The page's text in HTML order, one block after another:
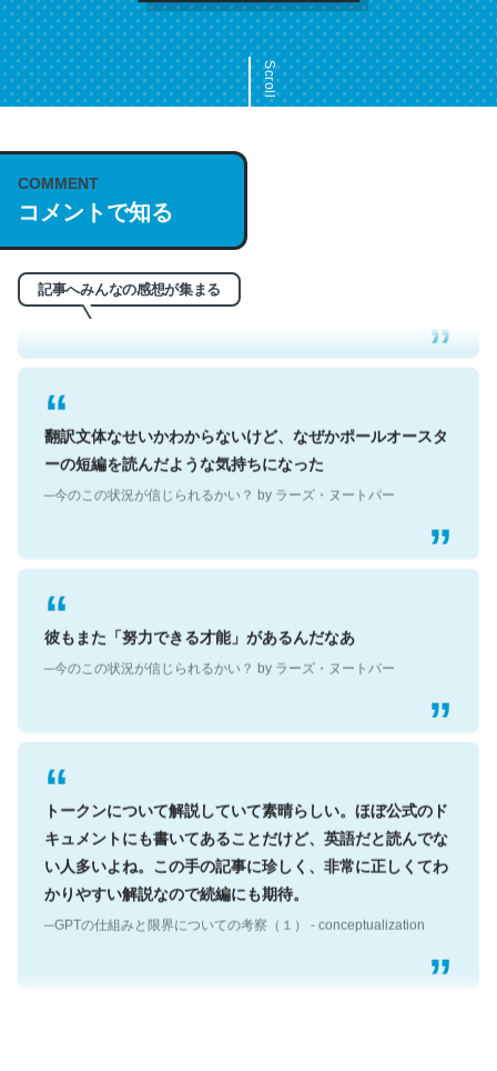
Scroll
COMMENT
コメントで知る
記事へみんなの感想が集まる
これは名文。彼はとてもクレバーなんだろうなと凄く思
う。英語少しでも読める人は原文もお勧め。自分はこの流
れ好き。Let’s Fucking Go. Then Covid hit. Shit.
─今のこの状況が信じられるかい？ by ラーズ・ヌートバー
翻訳文体なせいかわからないけど、なぜかポールオースタ
ーの短編を読んだような気持ちになった
彼もまた「努力できる才能」があるんだなあ
トークンについて解説していて素晴らしい。ほぼ公式のド
キュメントにも書いてあることだけど、英語だと読んでな
い人多いよね。この手の記事に珍しく、非常に正しくてわ
かりやすい解説なので続編にも期待。
─GPTの仕組みと限界についての考察（１） - conceptualization